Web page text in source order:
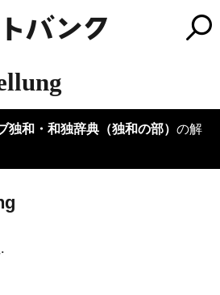
独和・和独辞典（独和の部） の解